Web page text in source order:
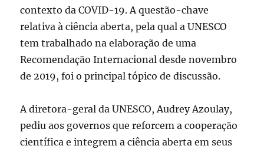
contexto da COVID-19. A questão-chave
relativa à ciência aberta, pela qual a UNESCO
tem trabalhado na elaboração de uma
Recomendação Internacional desde novembro
de 2019, foi o principal tópico de discussão.
A diretora-geral da UNESCO, Audrey Azoulay,
pediu aos governos que reforcem a cooperação
científica e integrem a ciência aberta em seus